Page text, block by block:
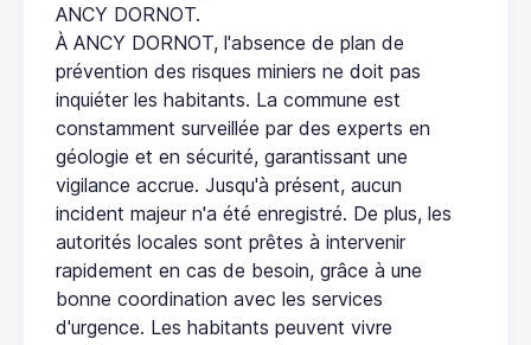
ANCY DORNOT.
À ANCY DORNOT, l'absence de plan de
prévention des risques miniers ne doit pas
inquiéter les habitants. La commune est
constamment surveillée par des experts en
géologie et en sécurité, garantissant une
vigilance accrue. Jusqu'à présent, aucun
incident majeur n'a été enregistré. De plus, les
autorités locales sont prêtes à intervenir
rapidement en cas de besoin, grâce à une
bonne coordination avec les services
d'urgence. Les habitants peuvent vivre